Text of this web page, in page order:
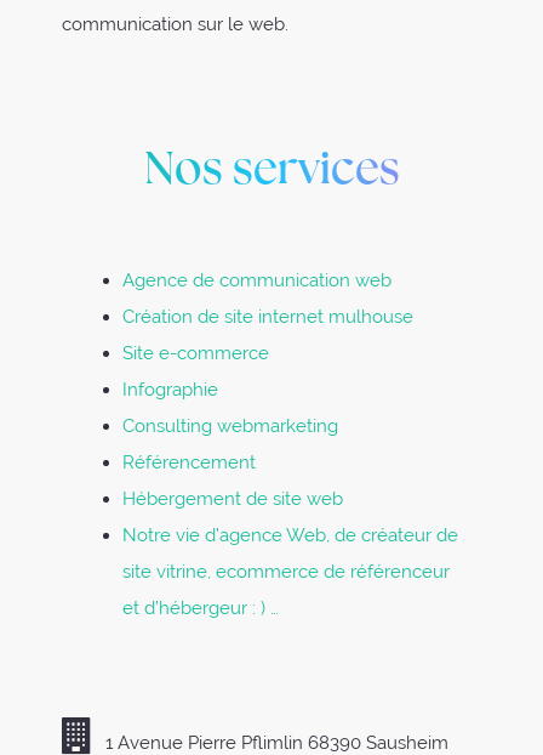
communication sur le web.
Nos services
Agence de communication web
Création de site internet mulhouse
Site e-commerce
Infographie
Consulting webmarketing
Référencement
Hébergement de site web
Notre vie d’agence Web, de créateur de
site vitrine, ecommerce de référenceur
et d’hébergeur : ) …
1 Avenue Pierre Pflimlin 68390 Sausheim